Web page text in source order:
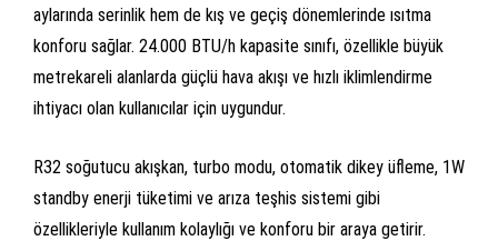
aylarında serinlik hem de kış ve geçiş dönemlerinde ısıtma
konforu sağlar. 24.000 BTU/h kapasite sınıfı, özellikle büyük
metrekareli alanlarda güçlü hava akışı ve hızlı iklimlendirme
ihtiyacı olan kullanıcılar için uygundur.
R32 soğutucu akışkan, turbo modu, otomatik dikey üfleme, 1W
standby enerji tüketimi ve arıza teşhis sistemi gibi
özellikleriyle kullanım kolaylığı ve konforu bir araya getirir.